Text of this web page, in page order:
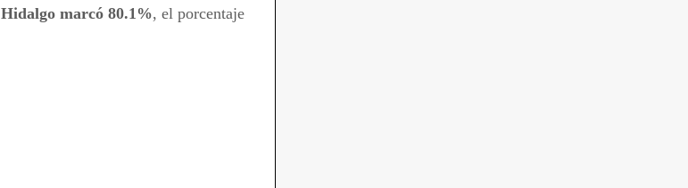
Hidalgo marcó 80.1%, el porcentaje